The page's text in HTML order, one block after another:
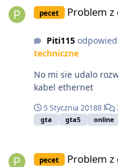
pecet Problem z
Piti115
techniczne
No mi sie udalo
kabel ethernet
5 Stycznia 20188 l
gta gta5 online
pecet Problem z